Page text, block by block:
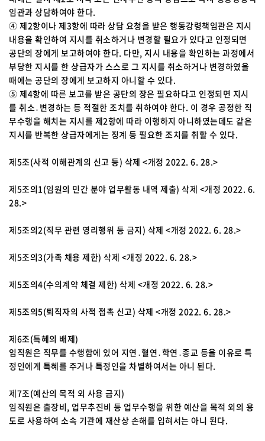
임관과 상담하여야 한다.
④ 제2항이나 제3항에 따라 상담 요청을 받은 행동강령책임관은 지시
내용을 확인하여 지시를 취소하거나 변경할 필요가 있다고 인정되면
공단의 장에게 보고하여야 한다. 다만, 지시 내용을 확인하는 과정에서
부당한 지시를 한 상급자가 스스로 그 지시를 취소하거나 변경하였을
때에는 공단의 장에게 보고하지 아니할 수 있다.
⑤ 제4항에 따른 보고를 받은 공단의 장은 필요하다고 인정되면 지시
를 취소․변경하는 등 적절한 조치를 취하여야 한다. 이 경우 공정한 직
무수행을 해치는 지시를 제2항에 따라 이행하지 아니하였는데도 같은
지시를 반복한 상급자에게는 징계 등 필요한 조치를 취할 수 있다.
제5조(사적 이해관계의 신고 등) 삭제 <개정 2022. 6. 28.>
제5조의1(임원의 민간 분야 업무활동 내역 제출) 삭제 <개정 2022. 6.
28.>
제5조의2(직무 관련 영리행위 등 금지) 삭제 <개정 2022. 6. 28.>
제5조의3(가족 채용 제한) 삭제 <개정 2022. 6. 28.>
제5조의4(수의계약 체결 제한) 삭제 <개정 2022. 6. 28.>
제5조의5(퇴직자의 사적 접촉 신고) 삭제 <개정 2022. 6. 28.>
제6조(특혜의 배제)
임직원은 직무를 수행함에 있어 지연․혈연․학연․종교 등을 이유로 특
정인에게 특혜를 주거나 특정인을 차별하여서는 아니 된다.
제7조(예산의 목적 외 사용 금지)
임직원은 출장비, 업무추진비 등 업무수행을 위한 예산을 목적 외의 용
도로 사용하여 소속 기관에 재산상 손해를 입혀서는 아니 된다.